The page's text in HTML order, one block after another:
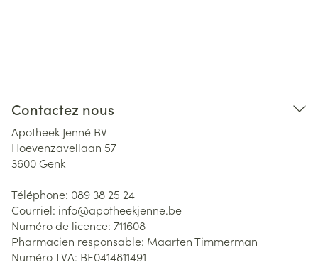
Contactez nous
Apotheek Jenné BV
Hoevenzavellaan 57
3600 Genk
Téléphone: 089 38 25 24
Courriel: info@apotheekjenne.be
Numéro de licence: 711608
Pharmacien responsable: Maarten Timmerman
Numéro TVA: BE0414811491